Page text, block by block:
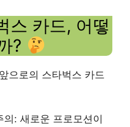
스 카드, 어떻
?
으로의 스타벅스 카드
: 새로운 프로모션이